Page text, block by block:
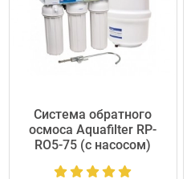
Cистема обратного
осмоса Aquafilter RP-
RO5-75 (с насосом)